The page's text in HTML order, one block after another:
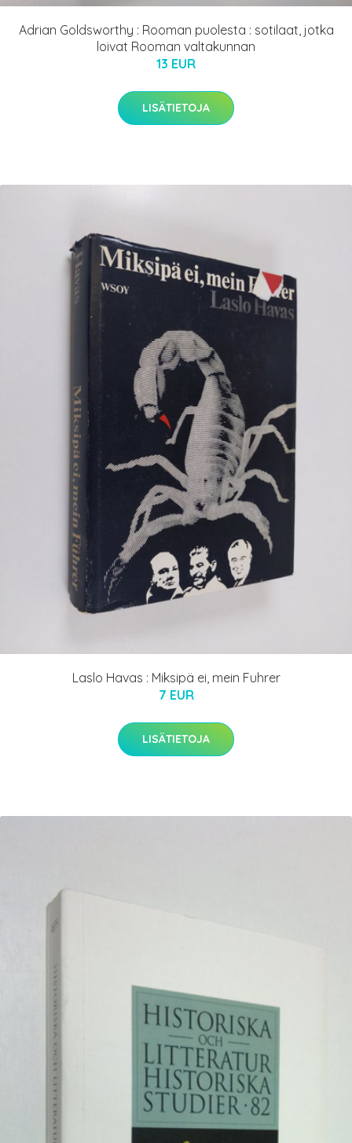
Adrian Goldsworthy : Rooman puolesta : sotilaat, jotka
loivat Rooman valtakunnan
13 EUR
LISÄTIETOJA
Laslo Havas : Miksipä ei, mein Fuhrer
7 EUR
LISÄTIETOJA